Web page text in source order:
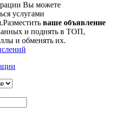
Вы можете
услугами
ваше объявление
и поднять в ТОП,
и обменять их.